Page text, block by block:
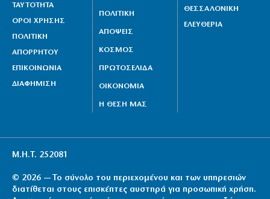
ΤΑΥΤΟΤΗΤΑ
ΟΡΟΙ ΧΡΗΣΗΣ
ΠΟΛΙΤΙΚΗ
ΑΠΟΡΡΗΤΟΥ
ΕΠΙΚΟΙΝΩΝΙΑ
ΔΙΑΦΗΜΙΣΗ
ΠΟΛΙΤΙΚΗ
ΑΠΟΨΕΙΣ
ΚΟΣΜΟΣ
ΠΡΩΤΟΣΕΛΙΔΑ
ΟΙΚΟΝΟΜΙΑ
Η ΘΕΣΗ ΜΑΣ
ΘΕΣΣΑΛΟΝΙΚΗ
ΕΛΕΥΘΕΡΙΑ
Μ.Η.Τ. 252081
© 2026 — Το σύνολο του περιεχομένου και των υπηρεσιών
διατίθεται στους επισκέπτες αυστηρά για προσωπική χρήση.